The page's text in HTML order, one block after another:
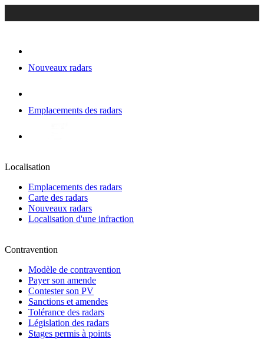
Nouveaux radars
Emplacements des radars
Localisation
Emplacements des radars
Carte des radars
Nouveaux radars
Localisation d'une infraction
Contravention
Modèle de contravention
Payer son amende
Contester son PV
Sanctions et amendes
Tolérance des radars
Législation des radars
Stages permis à points